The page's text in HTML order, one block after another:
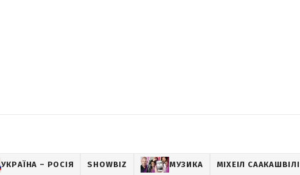
УКРАЇНА – РОСІЯ SHOWBIZ МУЗИКА МІХЕІЛ СААКАШВІЛІ